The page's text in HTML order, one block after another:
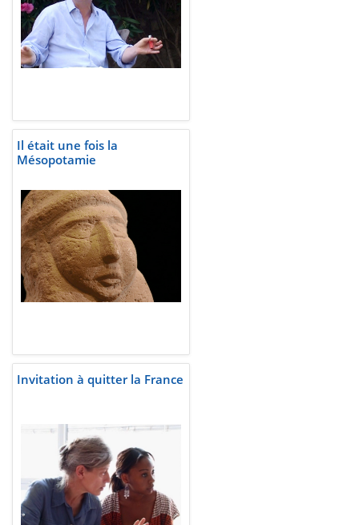
Il était une fois la
Mésopotamie
Invitation à quitter la France